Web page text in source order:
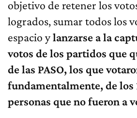
objetivo de retener los
logrados, sumar todos los
espacio ylanzarse a la
votos de los partidos que
de las PASO, los que
fundamentalmente, de los
personas que no fueron a